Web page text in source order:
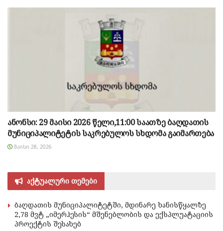
ანონსი: 29 მაისი 2026 წელი,11:00 საათზე ბაღდათის
მუნიციპალიტეტის საკრებულოს სხდომა გაიმართება
ᲛᲐᲘᲡᲘ 28, 2026
აქტუალური თემები
ბაღდათის მუნიციპალიტეტში, მდინარე ხანისწყალზე
2,78 მვტ „იმერჰესის“ მშენებლობის და ექსპლუატაციის
პროექტის შესახებ